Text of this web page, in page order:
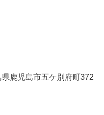
鹿児島市五ケ別府町372